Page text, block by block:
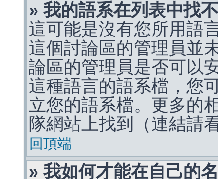
» 我的語系在列表中找
這可能是沒有您所用語
這個討論區的管理員並
論區的管理員是否可以
這種語言的語系檔，您
立您的語系檔。更多的
隊網站上找到（連結請
回頂端
» 我如何才能在自己的